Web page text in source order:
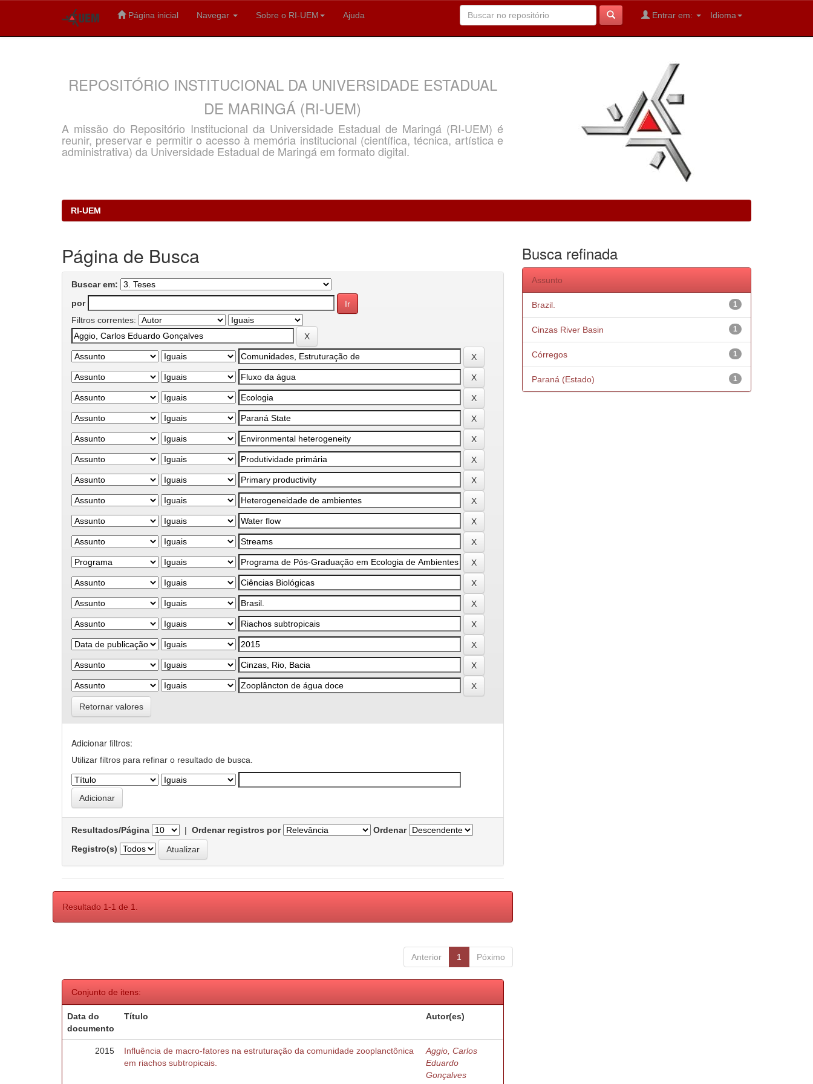
Página inicial Navegar Sobre o RI-UEM Ajuda Idioma
Entrar em:
REPOSITÓRIO INSTITUCIONAL DA UNIVERSIDADE ESTADUAL
DE MARINGÁ (RI-UEM)
A missão do Repositório Institucional da Universidade Estadual de Maringá (RI-UEM) é
reunir, preservar e permitir o acesso à memória institucional (científica, técnica, artística e
administrativa) da Universidade Estadual de Maringá em formato digital.
RI-UEM
Página de Busca
Buscar em:
por
Filtros correntes:
Retornar valores
Adicionar filtros:
Utilizar filtros para refinar o resultado de busca.
Resultados/Página | Ordenar registros por
Ordenar
Registro(s)
Resultado 1-1 de 1.
Anterior 1 Póximo
Conjunto de itens:
Data do
documento
Título Autor(es)
2015
Influência de macro-fatores na estruturação da comunidade zooplanctônica
em riachos subtropicais.
Aggio, Carlos
Eduardo
Gonçalves
Busca refinada
Assunto
1
Brazil.
1
Cinzas River Basin
1
Córregos
1
Paraná (Estado)